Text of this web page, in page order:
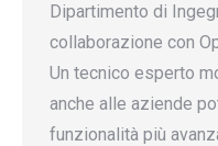
Dipartimento di
collaborazione con
Un tecnico esperto
anche alle aziende
funzionalità più